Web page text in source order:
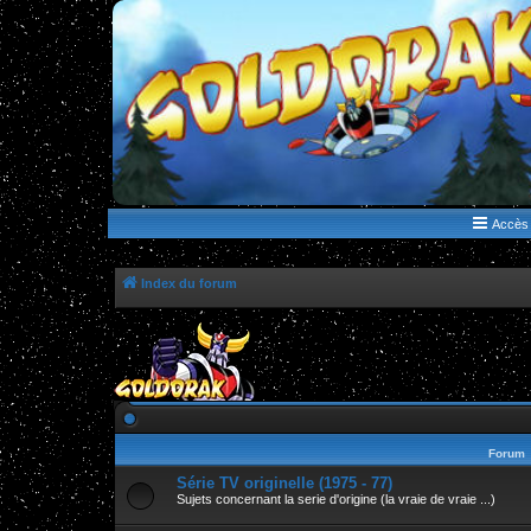
WWW.GOLDORAKGO.COM
le site de la Lune Rouge
Accès
Index du forum
Forum
Série TV originelle (1975 - 77)
Sujets concernant la serie d'origine (la vraie de vraie ...)